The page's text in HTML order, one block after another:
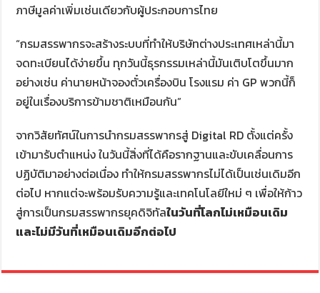
ภาษีมูลค่าเพิ่มเช่นเดียวกับผู้ประกอบการไทย
“กรมสรรพากรจะสร้างระบบที่ทำให้บริษัทต่างประเทศเหล่านี้มา
จดทะเบียนได้ง่ายขึ้น ทุกวันนี้ธุรกรรมเหล่านี้มันเติบโตขึ้นมาก
อย่างเช่น ค่านายหน้าจองตั๋วเครื่องบิน โรงแรม ค่า GP พวกนี้ก็
อยู่ในเรื่องบริการข้ามชาติเหมือนกัน”
จากวิสัยทัศน์ในการนำกรมสรรพากรสู่ Digital RD ตั้งแต่ครั้ง
เข้ามารับตำแหน่ง ในวันนี้สิ่งที่ได้คือรากฐานและขับเคลื่อนการ
ปฏิบัติมาอย่างต่อเนื่อง ทำให้กรมสรรพากรไม่ได้เป็นเช่นเดิมอีก
ต่อไป หากแต่จะพร้อมรับความรู้และเทคโนโลยีใหม่ ๆ เพื่อให้ก้าว
สู่การเป็นกรมสรรพากรยุคดิจิทัลในวันที่โลกไม่เหมือนเดิม
และไม่มีวันที่เหมือนเดิมอีกต่อไป